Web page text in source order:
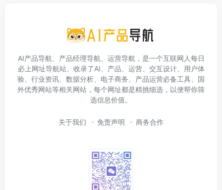
AI产品导航、产品经理导航、运营导航，是一个互联网人每日
必上网址导航站。收录了AI、产品、运营、交互设计、用户体
验、行业资讯、数据分析、电子商务、产品运营必备工具、国
外优秀网站等相关网站，每个网址都是精挑细选，以便帮你筛
选信息价值。
关于我们 免责声明 商务合作